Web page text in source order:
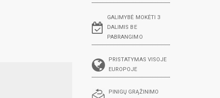
GALIMYBĖ MOKĖTI 3
DALIMIS BE
PABRANGIMO
PRISTATYMAS VISOJE
EUROPOJE
PINIGŲ GRĄŽINIMO